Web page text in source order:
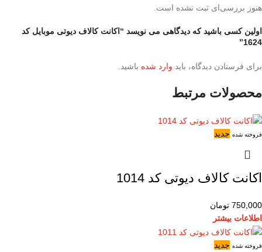
هنوز بررسی‌ای ثبت نشده است.
اولین کسی باشید که دیدگاهی می نویسد “اکانت کالاف دیوتی موبایل کد
1624”
برای فرستادن دیدگاه، باید وارد شده باشید.
محصولات مرتبط
فروخته شده جدید
اکانت کالاف دیوتی کد 1014
750,000 تومان
اطلاعات بیشتر
فروخته شده جدید